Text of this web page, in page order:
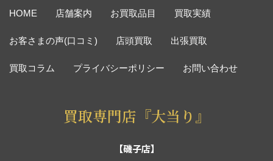
HOME 店舗案内 お買取品目 買取実績
お客さまの声(口コミ) 店頭買取 出張買取
買取コラム プライバシーポリシー お問い合わせ
買取専門店『大当り』
【磯子店】